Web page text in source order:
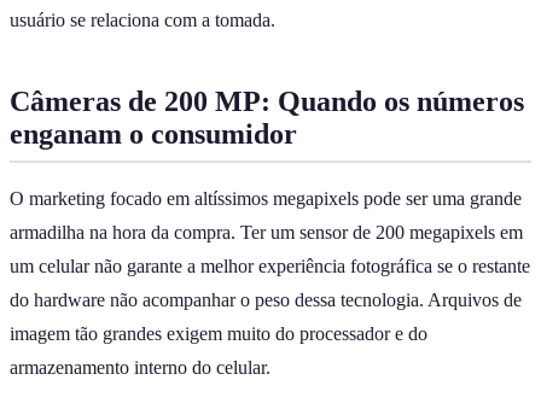
usuário se relaciona com a tomada.
Câmeras de 200 MP: Quando os números
enganam o consumidor
O marketing focado em altíssimos megapixels pode ser uma grande
armadilha na hora da compra. Ter um sensor de 200 megapixels em
um celular não garante a melhor experiência fotográfica se o restante
do hardware não acompanhar o peso dessa tecnologia. Arquivos de
imagem tão grandes exigem muito do processador e do
armazenamento interno do celular.